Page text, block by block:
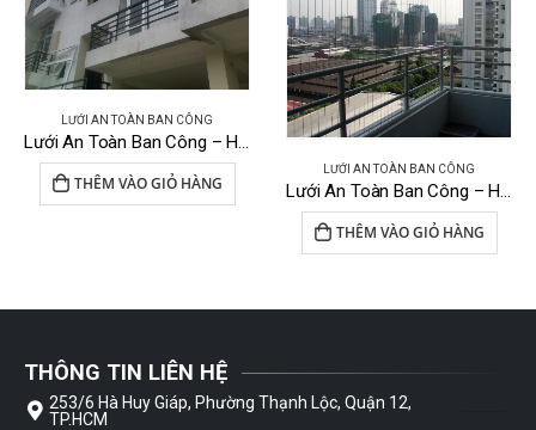
LƯỚI AN TOÀN BAN CÔNG
Lưới An Toàn Ban Công – HP 02
THÊM VÀO GIỎ HÀNG
LƯỚI AN TOÀN BAN CÔNG
Lưới An Toàn Ban Công – HP 04
THÊM VÀO GIỎ HÀNG
THÔNG TIN LIÊN HỆ
253/6 Hà Huy Giáp, Phường Thạnh Lộc, Quận 12,
TP.HCM